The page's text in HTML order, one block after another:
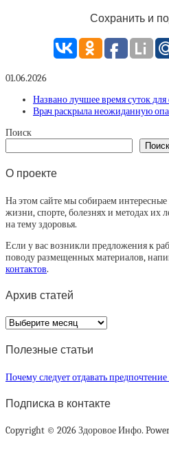
Сохранить и
01.06.2026
Названо лучшее время суток для
Врач раскрыла неожиданную
Поиск
Поиск
О проекте
На этом сайте мы собираем
жизни, спорте, болезнях и методах их
на тему здоровья.
Если у вас возникли предложения к
поводу размещенных материалов,
контактов.
Архив статей
Архив
статей
Полезные статьи
Почему следует отдавать
Подписка в контакте
Copyright © 2026 Здоровое Инфо.